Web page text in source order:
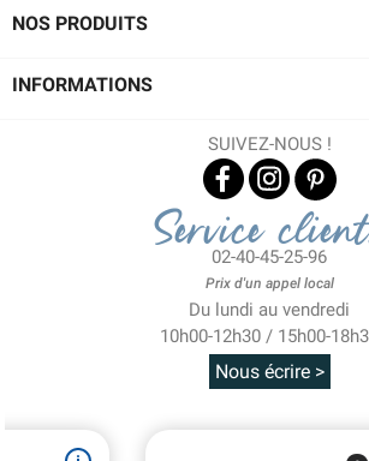
NOS PRODUITS
INFORMATIONS
SUIVEZ-NOUS !
Service
02-40-45-25-96
Prix d'un appel local
Du lundi au vendredi
10h00-12h30 / 15h00-
Nous écrire >